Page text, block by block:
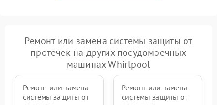
Ремонт или замена системы защиты от
протечек на других посудомоечных
машинах Whirlpool
Ремонт или замена
системы защиты от
Ремонт или замена
системы защиты от